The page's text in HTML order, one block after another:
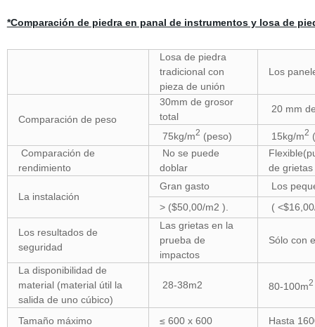
*Comparación de piedra en panal de instrumentos y losa de
Losa de piedra
tradicional con
pieza de unión
Los
Comparación de peso
30mm de grosor
total
20 mm
75kg/m2 (peso) 15kg/m2
Comparación de
rendimiento
No se puede
doblar
de
La instalación
Gran gasto
Los
> ($50,00/m2 ).
(
Los resultados de
seguridad
Las grietas en la
prueba de
impactos
Sólo con
La disponibilidad de
material (material útil la
salida de uno cúbico)
28-38m2 80-100m2
Tamaño máximo ≤ 600 x 600 Hasta